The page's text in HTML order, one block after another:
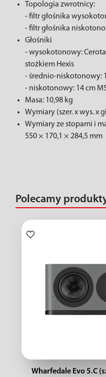
Topologia zwrotnicy:
- filtr głośnika
- filtr głośnika
Głośniki
- wysokotonowy:
stożkiem Hexis
- średnio-niskotonowy:
- niskotonowy: 14 cm
Masa: 10,98 kg
Wymiary (szer. x wys. x
Wymiary ze stopami i
550 × 170,1 × 284,5 mm
Polecamy
Wharfedale Evo 5.C